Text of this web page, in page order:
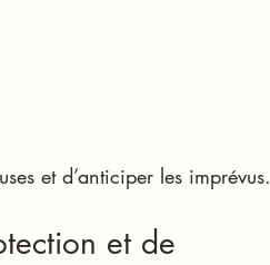
et d’anticiper les imprévus.
et de